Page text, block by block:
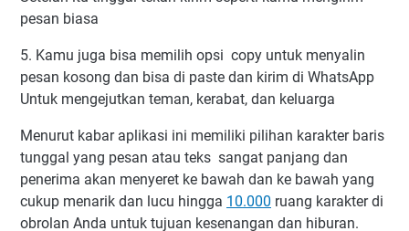
pesan biasa
5. Kamu juga bisa memilih opsi copy untuk menyalin
pesan kosong dan bisa di paste dan kirim di WhatsApp
Untuk mengejutkan teman, kerabat, dan keluarga
Menurut kabar aplikasi ini memiliki pilihan karakter baris
tunggal yang pesan atau teks sangat panjang dan
penerima akan menyeret ke bawah dan ke bawah yang
cukup menarik dan lucu hingga 10.000 ruang karakter di
obrolan Anda untuk tujuan kesenangan dan hiburan.